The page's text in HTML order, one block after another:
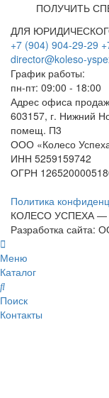
ПОЛУЧИТЬ
ДЛЯ
+7 (904) 904-29-29
director@koleso-
График работы:
пн-пт: 09:00 - 18:00
Адрес офиса
603157, г. Нижний
помещ. П3
ООО «Колесо
ИНН 5259159742
ОГРН
Политика
КОЛЕСО УСПЕХА ―
Разработка
Меню
Каталог
Поиск
Контакты